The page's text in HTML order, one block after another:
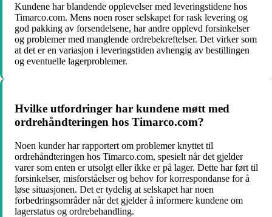
Kundene har blandende opplevelser med leveringstidene hos
Timarco.com. Mens noen roser selskapet for rask levering og
god pakking av forsendelsene, har andre opplevd forsinkelser
og problemer med manglende ordrebekreftelser. Det virker som
at det er en variasjon i leveringstiden avhengig av bestillingen
og eventuelle lagerproblemer.
Hvilke utfordringer har kundene møtt med
ordrehåndteringen hos Timarco.com?
Noen kunder har rapportert om problemer knyttet til
ordrehåndteringen hos Timarco.com, spesielt når det gjelder
varer som enten er utsolgt eller ikke er på lager. Dette har ført til
forsinkelser, misforståelser og behov for korrespondanse for å
løse situasjonen. Det er tydelig at selskapet har noen
forbedringsområder når det gjelder å informere kundene om
lagerstatus og ordrebehandling.